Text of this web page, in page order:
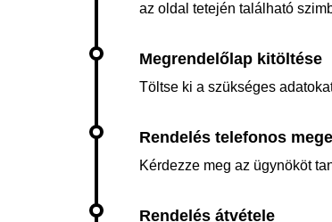
az oldal tetején található
Töltse ki a szükséges
Kérdezze meg az ügynököt